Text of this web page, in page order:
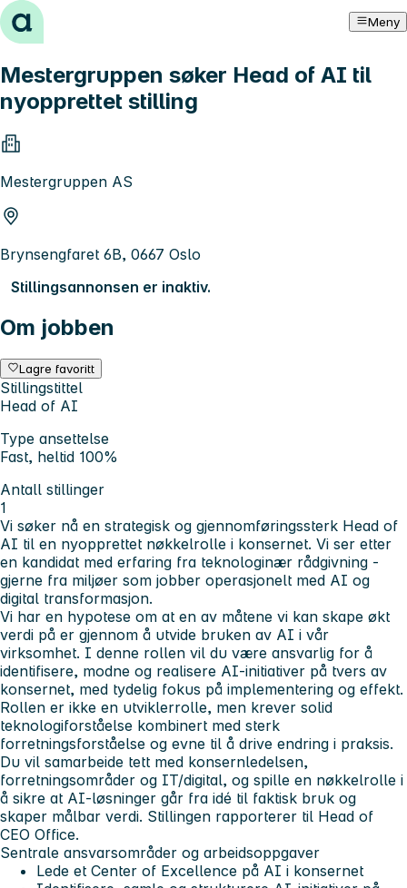
Hopp til innhold Meny
Mestergruppen søker Head of AI til
nyopprettet stilling
Mestergruppen AS
Brynsengfaret 6B, 0667 Oslo
Stillingsannonsen er inaktiv.
Om jobben
Lagre favoritt
Stillingstittel
Head of AI
Type ansettelse
Fast, heltid 100%
Antall stillinger
1
Vi søker nå en strategisk og gjennomføringssterk Head of
AI til en nyopprettet nøkkelrolle i konsernet. Vi ser etter
en kandidat med erfaring fra teknologinær rådgivning -
gjerne fra miljøer som jobber operasjonelt med AI og
digital transformasjon.
Vi har en hypotese om at en av måtene vi kan skape økt
verdi på er gjennom å utvide bruken av AI i vår
virksomhet. I denne rollen vil du være ansvarlig for å
identifisere, modne og realisere AI-initiativer på tvers av
konsernet, med tydelig fokus på implementering og effekt.
Rollen er ikke en utviklerrolle, men krever solid
teknologiforståelse kombinert med sterk
forretningsforståelse og evne til å drive endring i praksis.
Du vil samarbeide tett med konsernledelsen,
forretningsområder og IT/digital, og spille en nøkkelrolle i
å sikre at AI-løsninger går fra idé til faktisk bruk og
skaper målbar verdi. Stillingen rapporterer til Head of
CEO Office.
Sentrale ansvarsområder og arbeidsoppgaver
Lede et Center of Excellence på AI i konsernet